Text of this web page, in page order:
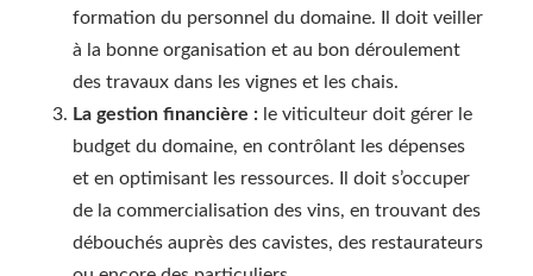
formation du personnel du domaine. Il doit veiller
à la bonne organisation et au bon déroulement
des travaux dans les vignes et les chais.
La gestion financière : le viticulteur doit gérer le
budget du domaine, en contrôlant les dépenses
et en optimisant les ressources. Il doit s’occuper
de la commercialisation des vins, en trouvant des
débouchés auprès des cavistes, des restaurateurs